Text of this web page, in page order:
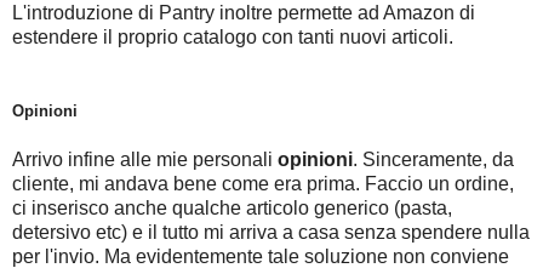
L'introduzione di Pantry inoltre permette ad Amazon di
estendere il proprio catalogo con tanti nuovi articoli.
Opinioni
Arrivo infine alle mie personali opinioni. Sinceramente, da
cliente, mi andava bene come era prima. Faccio un ordine,
ci inserisco anche qualche articolo generico (pasta,
detersivo etc) e il tutto mi arriva a casa senza spendere nulla
per l'invio. Ma evidentemente tale soluzione non conviene